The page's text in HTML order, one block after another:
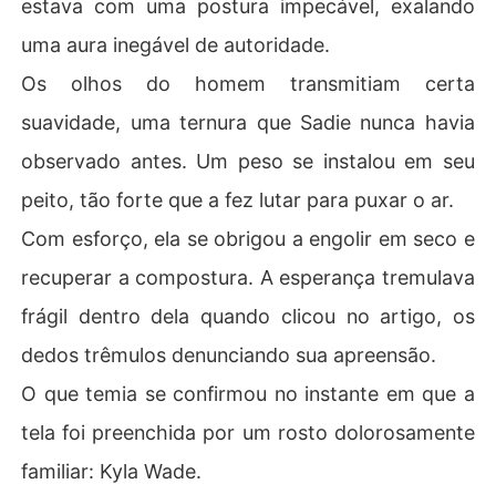
estava com uma postura impecável, exalando
uma aura inegável de autoridade.
Os olhos do homem transmitiam certa
suavidade, uma ternura que Sadie nunca havia
observado antes. Um peso se instalou em seu
peito, tão forte que a fez lutar para puxar o ar.
Com esforço, ela se obrigou a engolir em seco e
recuperar a compostura. A esperança tremulava
frágil dentro dela quando clicou no artigo, os
dedos trêmulos denunciando sua apreensão.
O que temia se confirmou no instante em que a
tela foi preenchida por um rosto dolorosamente
familiar: Kyla Wade.